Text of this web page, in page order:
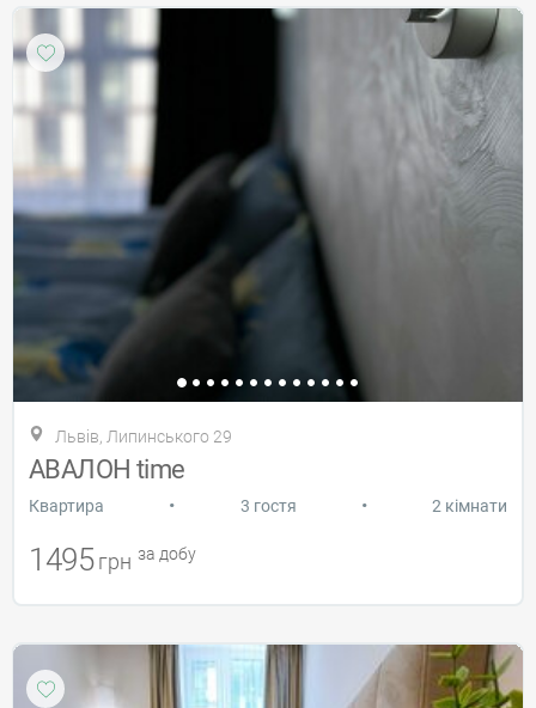
Львів, Липинського 29
АВАЛОН time
Квартира • 3 гостя • 2 кімнати
1495 грн за добу